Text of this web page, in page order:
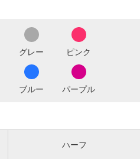
グレー ピンク
ブルー パープル
ハーフ